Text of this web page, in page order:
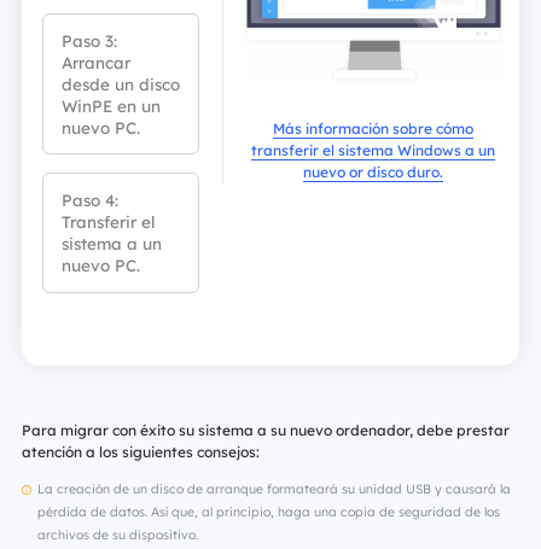
Paso 3:
Arrancar
desde un disco
WinPE en un
nuevo PC.
Paso 4:
Transferir el
sistema a un
nuevo PC.
Más información sobre cómo
transferir el sistema Windows a un
nuevo or disco duro.
Para migrar con éxito su sistema a su nuevo ordenador, debe prestar
atención a los siguientes consejos:
La creación de un disco de arranque formateará su unidad USB y causará la
pérdida de datos. Así que, al principio, haga una copia de seguridad de los
archivos de su dispositivo.